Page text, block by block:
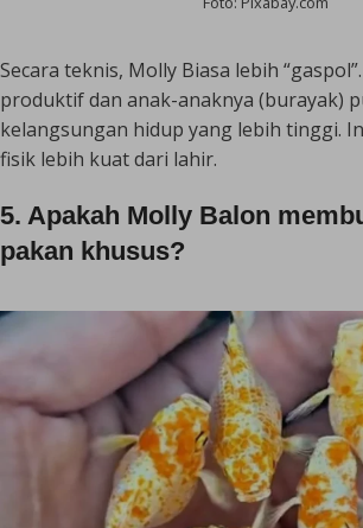
Secara teknis, Molly Biasa lebih
produktif dan anak-anaknya (burayak)
kelangsungan hidup yang lebih tinggi.
fisik lebih kuat dari lahir.
5. Apakah Molly Balon
pakan khusus?